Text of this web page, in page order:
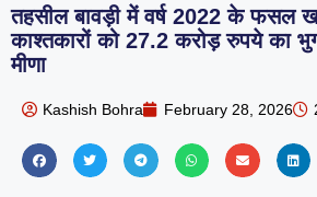
तहसील बावड़ी में वर्ष 2022 के फसल
काश्तकारों को 27.2 करोड़ रुपये का
मीणा
Kashish Bohra February 28, 2026